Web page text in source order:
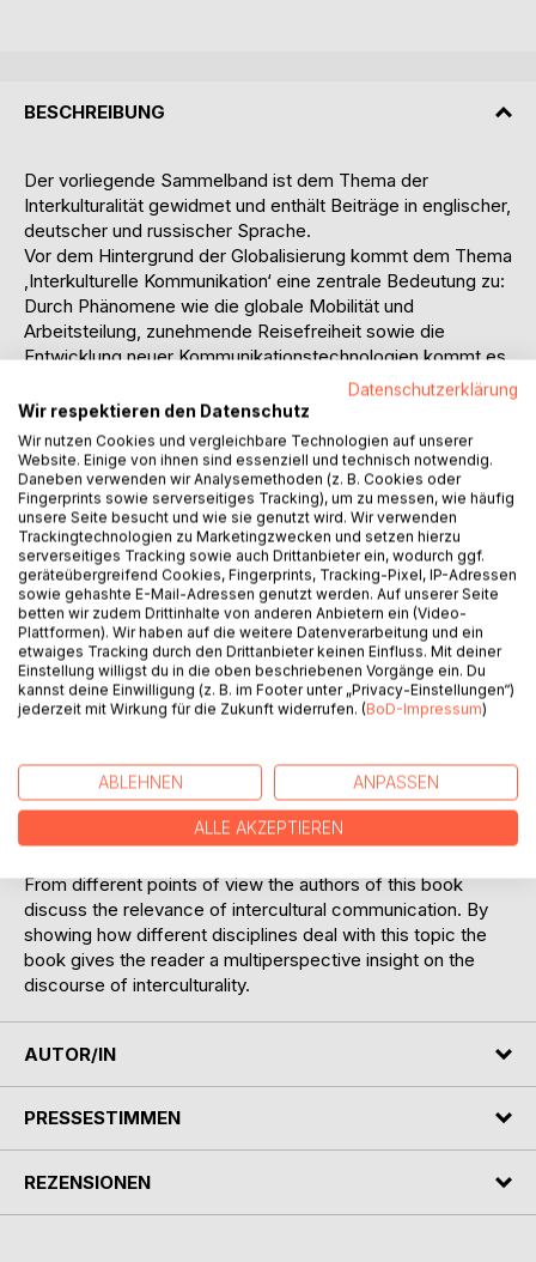
BESCHREIBUNG
Der vorliegende Sammelband ist dem Thema der
Interkulturalität gewidmet und enthält Beiträge in englischer,
deutscher und russischer Sprache.
Vor dem Hintergrund der Globalisierung kommt dem Thema
‚Interkulturelle Kommunikation‘ eine zentrale Bedeutung zu:
Durch Phänomene wie die globale Mobilität und
Arbeitsteilung, zunehmende Reisefreiheit sowie die
Entwicklung neuer Kommunikationstechnologien kommt es
zu immer mehr Kontakten zwischen Personen
unterschiedlicher Kulturen. Auswirkungen hat das auch auf
den Arbeitsmarkt, der von Führungskräften zunehmend
interkulturelle Kompetenzen und Kommunikationsfähigkeit
fordert.
Aus unterschiedlichen Perspektiven diskutieren die Autoren
dieses Bandes die Bedeutung von interkultureller
Kommunikation für ihre jeweiligen Disziplinen. Dem Leser
wird so ein multiperspektivischer Einblick in den Diskurs um
Interkulturalität ermöglicht.
This anthology adresses the topic of interculturality and,
therefore, includes articles in English, German and Russian.
In the context of the ongoing globalization, intercultural
mobility and division of labour, free travelling combined with
new communication technologies encourages exchange
between people from different cultures. This requires
intercultural competence and communication skills not only
From different points of view the authors of this book
discuss the relevance of intercultural communication. By
showing how different disciplines deal with this topic the
book gives the reader a multiperspective insight on the
discourse of interculturality.
AUTOR/IN
PRESSESTIMMEN
REZENSIONEN
Datenschutzerklärung
Wir respektieren den Datenschutz
Wir nutzen Cookies und vergleichbare Technologien auf unserer
Website. Einige von ihnen sind essenziell und technisch notwendig.
Daneben verwenden wir Analysemethoden (z. B. Cookies oder
Fingerprints sowie serverseitiges Tracking), um zu messen, wie häufig
unsere Seite besucht und wie sie genutzt wird. Wir verwenden
Trackingtechnologien zu Marketingzwecken und setzen hierzu
serverseitiges Tracking sowie auch Drittanbieter ein, wodurch ggf.
geräteübergreifend Cookies, Fingerprints, Tracking-Pixel, IP-Adressen
sowie gehashte E-Mail-Adressen genutzt werden. Auf unserer Seite
betten wir zudem Drittinhalte von anderen Anbietern ein (Video-
Plattformen). Wir haben auf die weitere Datenverarbeitung und ein
etwaiges Tracking durch den Drittanbieter keinen Einfluss. Mit deiner
Einstellung willigst du in die oben beschriebenen Vorgänge ein. Du
kannst deine Einwilligung (z. B. im Footer unter „Privacy-Einstellungen“)
jederzeit mit Wirkung für die Zukunft widerrufen. (BoD-Impressum)
ABLEHNEN ANPASSEN
ALLE AKZEPTIEREN